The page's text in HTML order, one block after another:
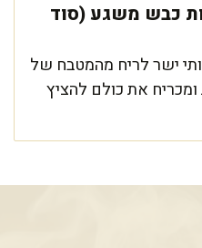
כבש משגע (סוד
ישר לריח מהמטבח של
את כולם להציץ